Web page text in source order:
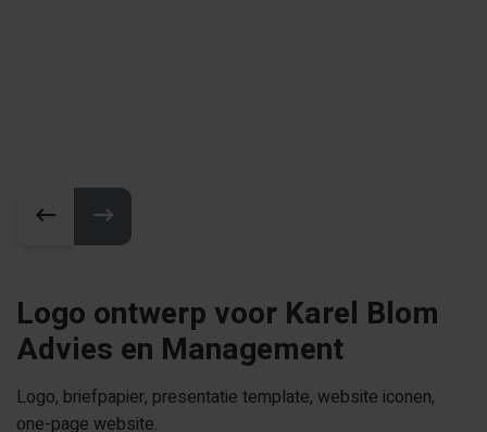
Logo ontwerp voor Karel Blom
Advies en Management
Logo, briefpapier, presentatie template, website iconen,
one-page website.